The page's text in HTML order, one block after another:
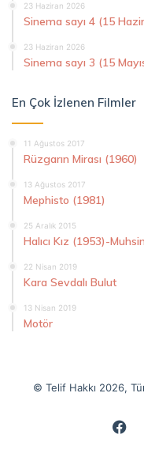
23 Haziran 2026
Sinema sayı 4 (15
23 Haziran 2026
Sinema sayı 3 (15
En Çok İzlenen Filmler
11 Ağustos 2017
Rüzgarın Mirası (1960)
13 Ağustos 2017
Mephisto (1981)
25 Aralık 2015
Halıcı Kız (1953)-
22 Nisan 2019
Kara Sevdalı Bulut
13 Nisan 2019
Motör
© Telif Hakkı 2026,